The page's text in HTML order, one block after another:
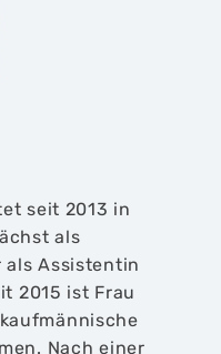
seit 2013 in
als
Assistentin
2015 ist Frau
Nach einer